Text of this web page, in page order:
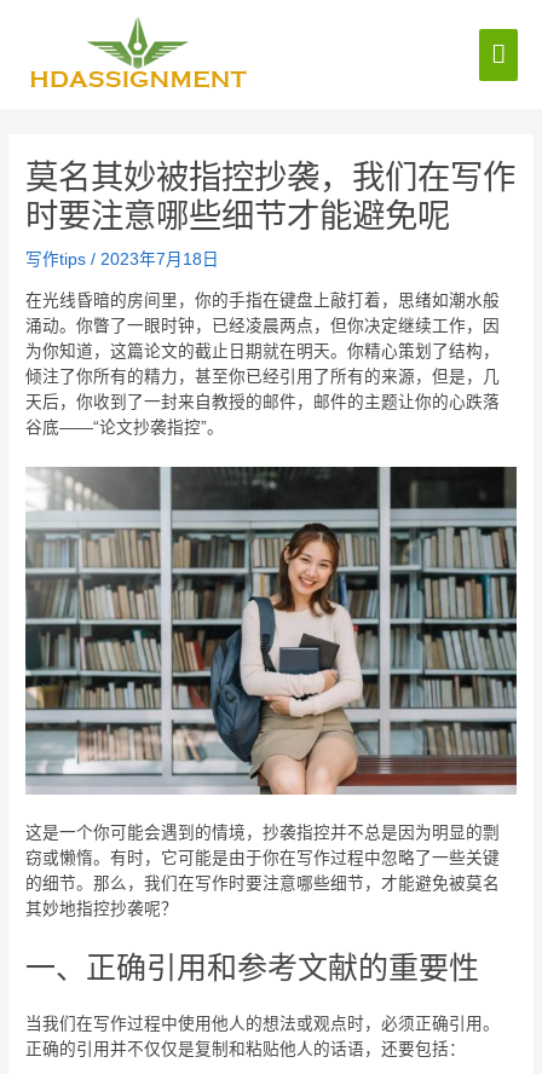
莫名其妙被指控抄袭，我们在写作
时要注意哪些细节才能避免呢
写作tips /2023年7月18日
在光线昏暗的房间里，你的手指在键盘上敲打着，思绪如潮水般
涌动。你瞥了一眼时钟，已经凌晨两点，但你决定继续工作，因
为你知道，这篇论文的截止日期就在明天。你精心策划了结构，
倾注了你所有的精力，甚至你已经引用了所有的来源，但是，几
天后，你收到了一封来自教授的邮件，邮件的主题让你的心跌落
谷底——“论文抄袭指控”。
这是一个你可能会遇到的情境，抄袭指控并不总是因为明显的剽
窃或懒惰。有时，它可能是由于你在写作过程中忽略了一些关键
的细节。那么，我们在写作时要注意哪些细节，才能避免被莫名
其妙地指控抄袭呢？
一、正确引用和参考文献的重要性
当我们在写作过程中使用他人的想法或观点时，必须正确引用。
正确的引用并不仅仅是复制和粘贴他人的话语，还要包括：